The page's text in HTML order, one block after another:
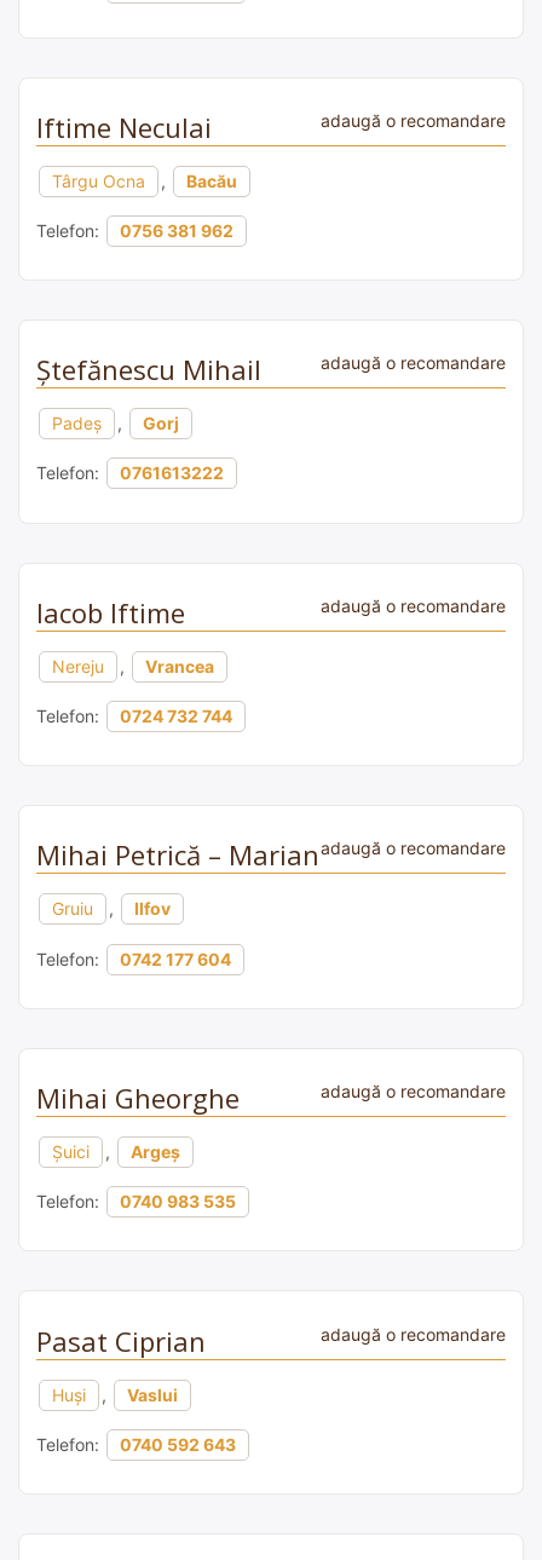
Iftime Neculai adaugă o recomandare
Târgu Ocna , Bacău
Telefon: 0756 381 962
Ştefănescu Mihail adaugă o recomandare
Padeș , Gorj
Telefon: 0761613222
Iacob Iftime adaugă o recomandare
Nereju , Vrancea
Telefon: 0724 732 744
Mihai Petrică – Marianadaugă o recomandare
Gruiu , Ilfov
Telefon: 0742 177 604
Mihai Gheorghe adaugă o recomandare
Şuici , Argeș
Telefon: 0740 983 535
Pasat Ciprian adaugă o recomandare
Huși , Vaslui
Telefon: 0740 592 643